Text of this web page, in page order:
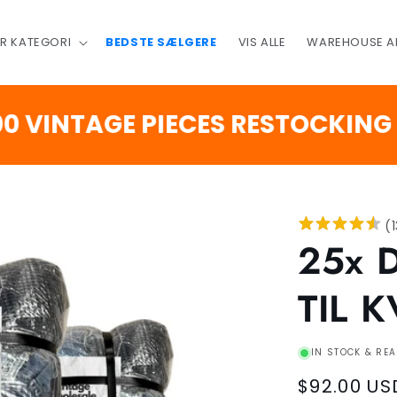
KATEGORI BEDSTE SÆLGERE VIS ALLE WAREHOUSE
PIECES RESTOCKING
(
25x
TIL
IN STOCK &
Regular
$92.00